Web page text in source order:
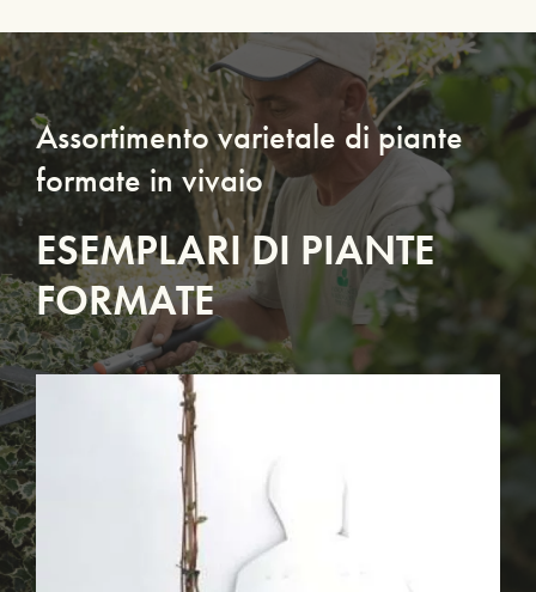
Assortimento varietale di piante
formate in vivaio
ESEMPLARI DI PIANTE
FORMATE